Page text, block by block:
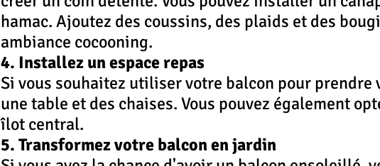
hamac. Ajoutez des coussins, des plaids et des
ambiance cocooning.
4. Installez un espace repas
Si vous souhaitez utiliser votre balcon pour prendre
une table et des chaises. Vous pouvez également
îlot central.
5. Transformez votre balcon en jardin